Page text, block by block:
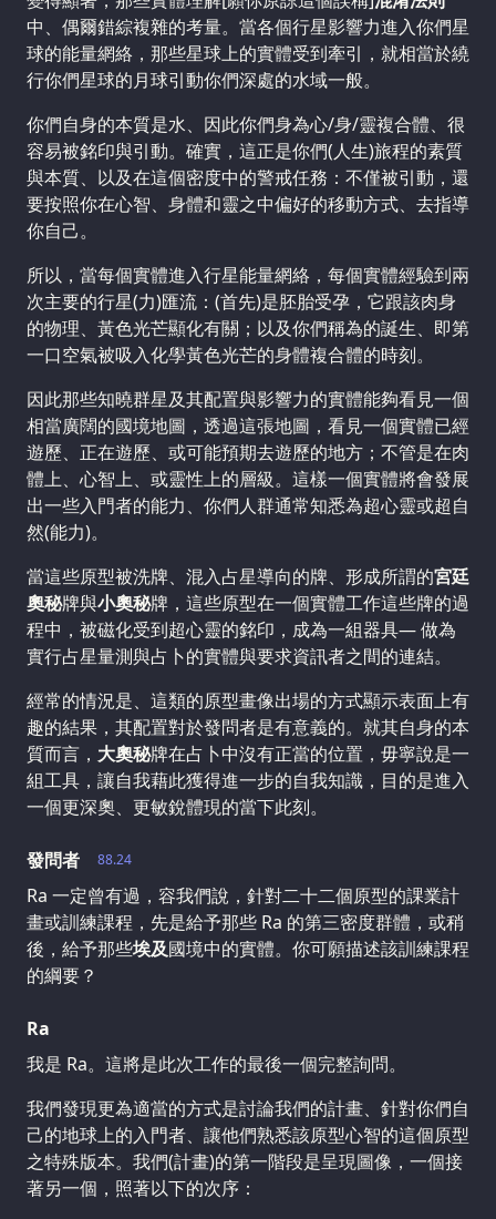
中、偶爾錯綜複雜的考量。當各個行星影響力進入你們星
球的能量網絡，那些星球上的實體受到牽引，就相當於繞
行你們星球的月球引動你們深處的水域一般。
你們自身的本質是水、因此你們身為心/身/靈複合體、很
容易被銘印與引動。確實，這正是你們(人生)旅程的素質
與本質、以及在這個密度中的警戒任務：不僅被引動，還
要按照你在心智、身體和靈之中偏好的移動方式、去指導
你自己。
所以，當每個實體進入行星能量網絡，每個實體經驗到兩
次主要的行星(力)匯流：(首先)是胚胎受孕，它跟該肉身
的物理、黃色光芒顯化有關；以及你們稱為的誕生、即第
一口空氣被吸入化學黃色光芒的身體複合體的時刻。
因此那些知曉群星及其配置與影響力的實體能夠看見一個
相當廣闊的國境地圖，透過這張地圖，看見一個實體已經
遊歷、正在遊歷、或可能預期去遊歷的地方；不管是在肉
體上、心智上、或靈性上的層級。這樣一個實體將會發展
出一些入門者的能力、你們人群通常知悉為超心靈或超自
然(能力)。
當這些原型被洗牌、混入占星導向的牌、形成所謂的宮廷
奧秘牌與小奧秘牌，這些原型在一個實體工作這些牌的過
程中，被磁化受到超心靈的銘印，成為一組器具— 做為
實行占星量測與占卜的實體與要求資訊者之間的連結。
經常的情況是、這類的原型畫像出場的方式顯示表面上有
趣的結果，其配置對於發問者是有意義的。就其自身的本
質而言， 大奧秘牌在占卜中沒有正當的位置，毋寧說是一
組工具，讓自我藉此獲得進一步的自我知識，目的是進入
一個更深奧、更敏銳體現的當下此刻。
88.24
發問者
Ra 一定曾有過，容我們說，針對二十二個原型的課業計
畫或訓練課程，先是給予那些 Ra 的第三密度群體，或稍
後，給予那些埃及國境中的實體。你可願描述該訓練課程
的綱要？
Ra
我是 Ra。這將是此次工作的最後一個完整詢問。
我們發現更為適當的方式是討論我們的計畫、針對你們自
己的地球上的入門者、讓他們熟悉該原型心智的這個原型
之特殊版本。我們(計畫)的第一階段是呈現圖像，一個接
著另一個，照著以下的次序：